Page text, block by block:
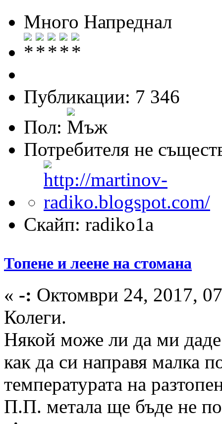
Много Напреднал
Публикации: 7 346
Пол:
Потребителя не
Скайп: radiko1a
Топене и леене на стомана
« -: Октомври 24, 2017,
Колеги.
Някой може ли да ми
как да си направя малка
температурата на
П.П. метала ще бъде не